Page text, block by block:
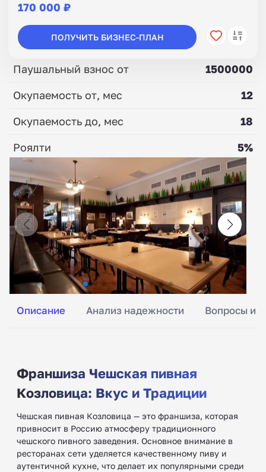
Описание Анализ надежности Вопросы и
Франшиза Чешская пивная
Козловица: Вкус и Традиции
Чешская пивная Козловица — это франшиза, которая
привносит в Россию атмосферу традиционного
чешского пивного заведения. Основное внимание в
ресторанах сети уделяется качественному пиву и
аутентичной кухне, что делает их популярными среди
170 000 ₽
ПОЛУЧИТЬ БИЗНЕС-ПЛАН
Паушальный взнос от
1500000
Окупаемость от, мес
12
Окупаемость до, мес
18
Роялти
5%